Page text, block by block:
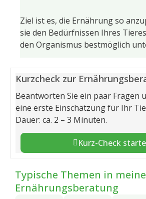
Ziel ist es, die Ernährung so
sie den Bedürfnissen Ihres
den Organismus bestmöglich
Kurzcheck zur
Beantworten Sie ein paar Fragen
eine erste Einschätzung für Ihr
Dauer: ca. 2 – 3 Minuten.
Kurz-Check
Typische Themen in
Ernährungsberatung